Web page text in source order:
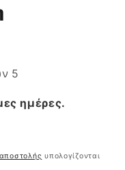
5
ημέρες.
υπολογίζονται